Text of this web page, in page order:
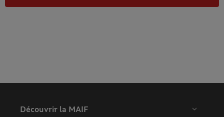
Découvrir la MAIF